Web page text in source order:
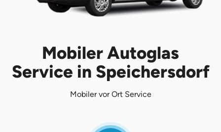
Mobiler Autoglas
Service in Speichersdorf
Mobiler vor Ort Service